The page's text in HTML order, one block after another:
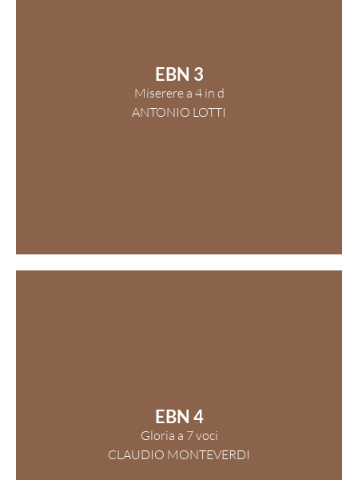
EBN 3
Miserere a 4 in d
ANTONIO LOTTI
EBN 4
Gloria a 7 voci
CLAUDIO MONTEVERDI